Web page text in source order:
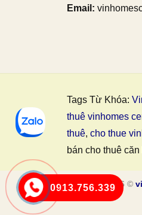
Email:
Tags Từ Khóa:
thuê vinhomes
thuê, cho thue
bán cho thuê căn
Copyright 2026 ©
0913.756.339